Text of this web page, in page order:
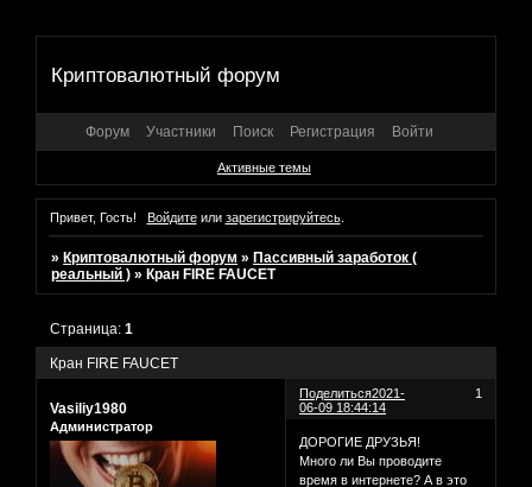
Криптовалютный форум
Форум Участники Поиск Регистрация Войти
Активные темы
Привет, Гость! Войдитеили зарегистрируйтесь.
»Криптовалютный форум »Пассивный заработок (
реальный ) »Кран FIRE FAUCET
Кран FIRE FAUCET
Страница:1
Поделиться 1
2021-
06-09 18:44:14
Vasiliy1980
Администратор
ДОРОГИЕ ДРУЗЬЯ!
Много ли Вы проводите
время в интернете? А в это